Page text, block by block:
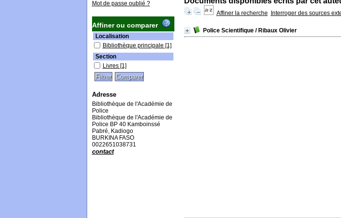
Affiner la recherche Interroger des sources
Police Scientifique/ Ribaux Olivier
Mot de passe oublié ?
Affiner ou comparer
Localisation
Bibliothèque principale [1]
Section
Livres [1]
Adresse
Bibliothèque de l'Académie de
Police
Bibliothèque de l'Académie de
Police BP 40 Kamboinssé
Pabré, Kadiogo
BURKINA FASO
0022651038731
contact